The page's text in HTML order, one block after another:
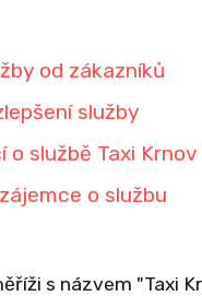
od zákazníků
služby
službě Taxi Krnov
o službu
s názvem "Taxi